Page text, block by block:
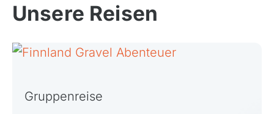
Unsere Reisen
Gruppenreise